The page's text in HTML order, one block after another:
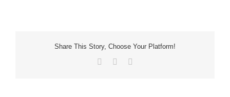
Share This Story, Choose Your Platform!
Facebook